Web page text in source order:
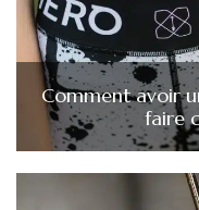
Comment avoir
faire